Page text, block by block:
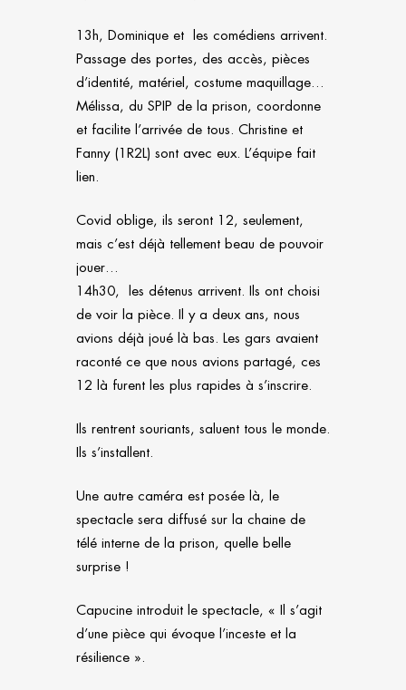
13h, Dominique et les comédiens arrivent.
Passage des portes, des accès, pièces
d’identité, matériel, costume maquillage…
Mélissa, du SPIP de la prison, coordonne
et facilite l’arrivée de tous. Christine et
Fanny (1R2L) sont avec eux. L’équipe fait
lien.
Covid oblige, ils seront 12, seulement,
mais c’est déjà tellement beau de pouvoir
jouer…
14h30, les détenus arrivent. Ils ont choisi
de voir la pièce. Il y a deux ans, nous
avions déjà joué là bas. Les gars avaient
raconté ce que nous avions partagé, ces
12 là furent les plus rapides à s’inscrire.
Ils rentrent souriants, saluent tous le monde.
Ils s’installent.
Une autre caméra est posée là, le
spectacle sera diffusé sur la chaine de
télé interne de la prison, quelle belle
surprise !
Capucine introduit le spectacle, « Il s’agit
d’une pièce qui évoque l’inceste et la
résilience ».